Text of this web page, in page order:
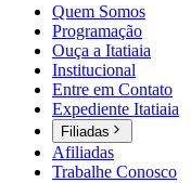
Quem Somos
Programação
Ouça a Itatiaia
Institucional
Entre em Contato
Expediente Itatiaia
Filiadas
Afiliadas
Trabalhe Conosco